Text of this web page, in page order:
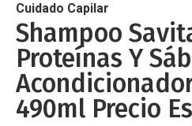
de
la
galería
de
imágenes
Cuidado Capilar
Shampoo
Proteínas Y
490ml Precio